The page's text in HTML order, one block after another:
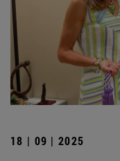
18 | 09 | 2025